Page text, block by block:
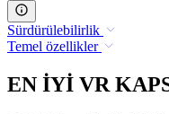
Sürdürülebilirlik
Temel özellikler
EN İYİ VR